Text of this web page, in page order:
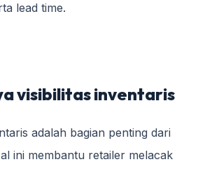
lead time.
visibilitas inventaris
adalah bagian penting dari
ini membantu retailer melacak